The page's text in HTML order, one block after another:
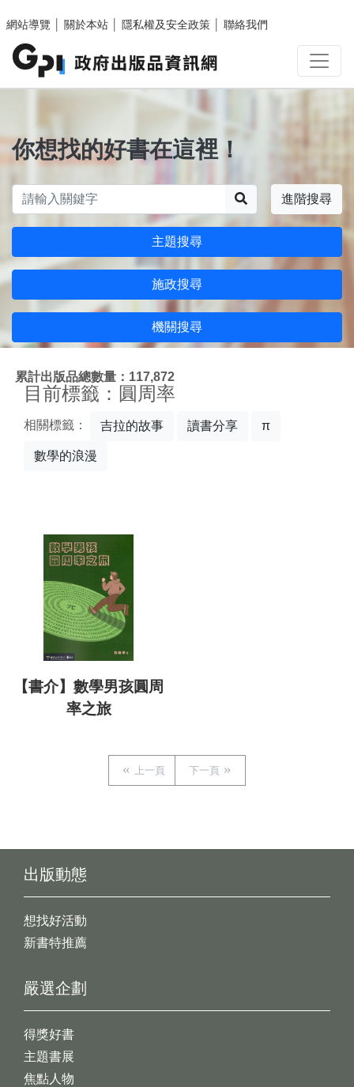
網站導覽
關於本站 隱私權及安全政策 聯絡我們
你想找的好書在這裡！
進階搜尋
主題搜尋
施政搜尋
機關搜尋
累計出版品總數量：117,872
目前標籤：圓周率
相關標籤： 吉拉的故事 讀書分享 π
數學的浪漫
【書介】數學男孩圓周
率之旅
上一頁 下一頁
出版動態
想找好活動
新書特推薦
嚴選企劃
得獎好書
主題書展
焦點人物